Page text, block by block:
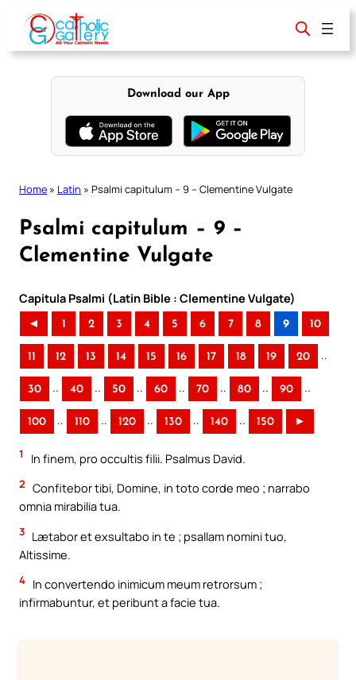
content
Download our App
Home » Latin » Psalmi capitulum – 9 – Clementine Vulgate
Psalmi capitulum – 9 –
Clementine Vulgate
Capitula Psalmi (Latin Bible : Clementine Vulgate)
◄ 1 2 3 4 5 6 7 8 9 10
11 12 13 14 15 16 17 18 19 20 ..
30 .. 40 .. 50 .. 60 .. 70 .. 80 .. 90 ..
100 .. 110 .. 120 .. 130 .. 140 .. 150 ►
1 In finem, pro occultis filii. Psalmus David.
2 Confitebor tibi, Domine, in toto corde meo ; narrabo
omnia mirabilia tua.
3 Lætabor et exsultabo in te ; psallam nomini tuo,
Altissime.
4 In convertendo inimicum meum retrorsum ;
infirmabuntur, et peribunt a facie tua.